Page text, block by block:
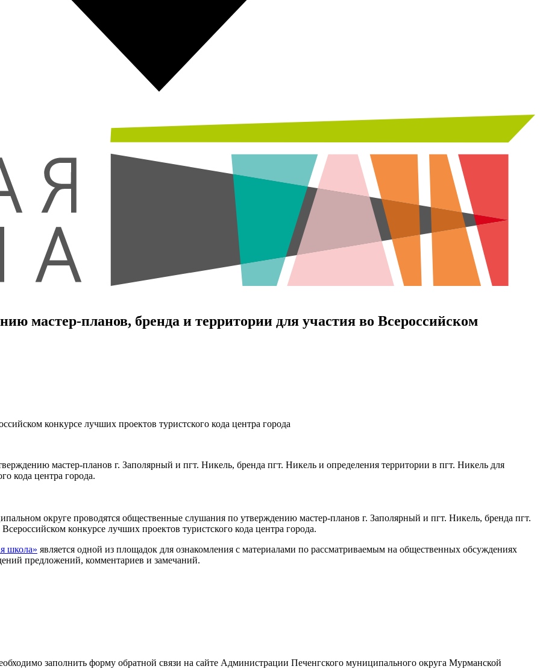
мастер-планов, бренда и территории для участия во Всероссийском
конкурсе лучших проектов туристского кода центра города
мастер-планов г. Заполярный и пгт. Никель, бренда пгт. Никель и определения территории в пгт. Никель для
кода центра города.
округе проводятся общественные слушания по утверждению мастер-планов г. Заполярный и пгт. Никель, бренда пгт.
конкурсе лучших проектов туристского кода центра города.
школа» является одной из площадок для ознакомления с материалами по рассматриваемым на общественных обсуждениях
предложений, комментариев и замечаний.
заполнить форму обратной связи на сайте Администрации Печенгского муниципального округа Мурманской